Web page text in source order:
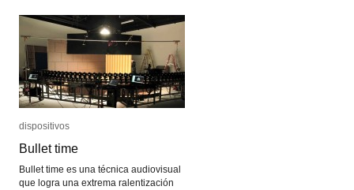
dispositivos
Bullet time
Bullet time es una técnica audiovisual
que logra una extrema ralentización
dispositivos
Bullet time